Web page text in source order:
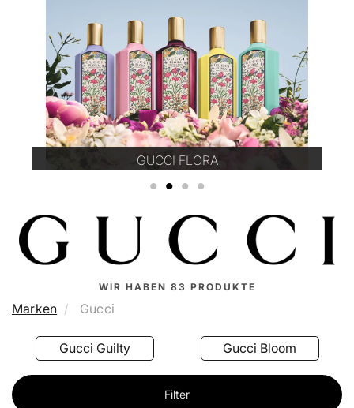
GUCCI FLORA
1 2 3 4
WIR HABEN 83 PRODUKTE
Marken Gucci
Gucci Guilty Gucci Bloom
Filter